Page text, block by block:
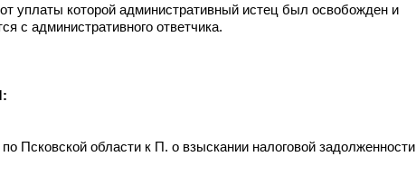
уплаты которой административный истец был освобожден и
с административного ответчика.
Псковской области к П. о взыскании налоговой задолженности